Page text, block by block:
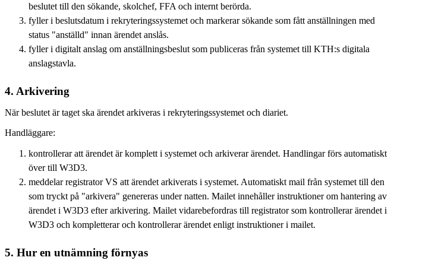
beslutet till den sökande, skolchef, FFA och internt berörda.
fyller i beslutsdatum i rekryteringssystemet och markerar sökande som fått anställningen med
status "anställd" innan ärendet anslås.
fyller i digitalt anslag om anställningsbeslut som publiceras från systemet till KTH:s digitala
anslagstavla.
4. Arkivering
När beslutet är taget ska ärendet arkiveras i rekryteringssystemet och diariet.
Handläggare:
kontrollerar att ärendet är komplett i systemet och arkiverar ärendet. Handlingar förs automatiskt
över till W3D3.
meddelar registrator VS att ärendet arkiverats i systemet. Automatiskt mail från systemet till den
som tryckt på "arkivera" genereras under natten. Mailet innehåller instruktioner om hantering av
ärendet i W3D3 efter arkivering. Mailet vidarebefordras till registrator som kontrollerar ärendet i
W3D3 och kompletterar och kontrollerar ärendet enligt instruktioner i mailet.
5. Hur en utnämning förnyas